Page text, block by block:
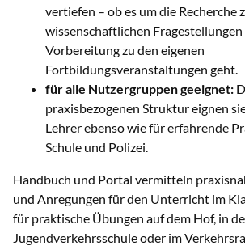
vertiefen – ob es um die Recherche
wissenschaftlichen
Vorbereitung zu den eigenen
Fortbildungsveranstaltungen geht.
für alle Nutzergruppen geeignet:
praxisbezogenen Struktur eignen
Lehrer ebenso wie für erfahrende
Schule und Polizei.
Handbuch und Portal vermitteln
und Anregungen für den Unterricht im
für praktische Übungen auf dem Hof, in
Jugendverkehrsschule oder im